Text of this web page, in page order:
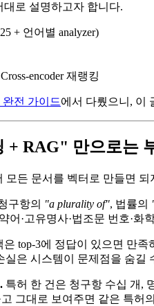
로 설명하고자 합니다.
+ 언어별 analyzer)
encoder 재랭킹
전 가이드에서 다뤘으니, 이
+ RAG" 만으로는
모든 문서를 벡터로 만들면
구항의 "a plurality of", 법률의
어·고유명사·법조문 번호·화
은 top-3에 정답이 있으면 만
실은 시스템이 문제점을 숨길
특허 한 건은 청구항 수십 개,
그대로 보여주면 같은 특허